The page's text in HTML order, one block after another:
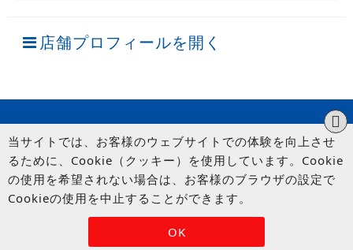
店舗プロフィールを開く
© UP GARAGE GROUP Co., Ltd.
OK
当サイトでは、お客様のウェブサイトでの体験を向上させ
るために、Cookie（クッキー）を使用しています。Cookie
の使用を希望されない場合は、お客様のブラウザの設定で
Cookieの使用を中止することができます。